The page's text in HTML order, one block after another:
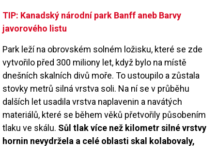
TIP: Kanadský národní park Banff aneb Barvy
javorového listu
Park leží na obrovském solném ložisku, které se zde
vytvořilo před 300 miliony let, když bylo na místě
dnešních skalních divů moře. To ustoupilo a zůstala
stovky metrů silná vrstva soli. Na ní se v průběhu
dalších let usadila vrstva naplavenin a navátých
materiálů, které se během věků přetvořily působením
tlaku ve skálu. Sůl tlak více než kilometr silné vrstvy
hornin nevydržela a celé oblasti skal kolabovaly,